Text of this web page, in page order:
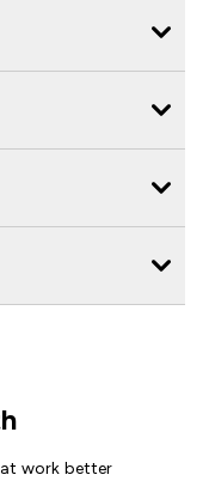
work better